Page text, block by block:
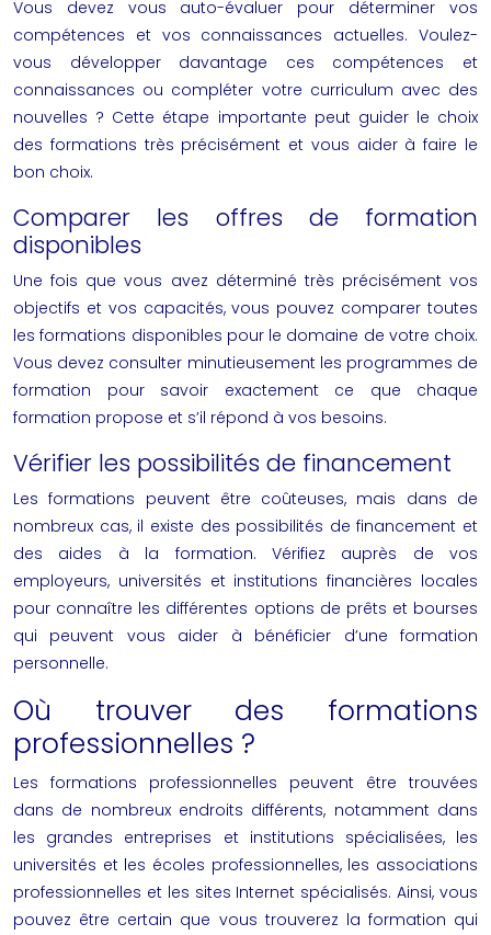
Vous devez vous auto-évaluer pour déterminer vos
compétences et vos connaissances actuelles. Voulez-
vous développer davantage ces compétences et
connaissances ou compléter votre curriculum avec des
nouvelles ? Cette étape importante peut guider le choix
des formations très précisément et vous aider à faire le
bon choix.
Comparer les offres de formation
disponibles
Une fois que vous avez déterminé très précisément vos
objectifs et vos capacités, vous pouvez comparer toutes
les formations disponibles pour le domaine de votre choix.
Vous devez consulter minutieusement les programmes de
formation pour savoir exactement ce que chaque
formation propose et s’il répond à vos besoins.
Vérifier les possibilités de financement
Les formations peuvent être coûteuses, mais dans de
nombreux cas, il existe des possibilités de financement et
des aides à la formation. Vérifiez auprès de vos
employeurs, universités et institutions financières locales
pour connaître les différentes options de prêts et bourses
qui peuvent vous aider à bénéficier d’une formation
personnelle.
Où trouver des formations
professionnelles ?
Les formations professionnelles peuvent être trouvées
dans de nombreux endroits différents, notamment dans
les grandes entreprises et institutions spécialisées, les
universités et les écoles professionnelles, les associations
professionnelles et les sites Internet spécialisés. Ainsi, vous
pouvez être certain que vous trouverez la formation qui